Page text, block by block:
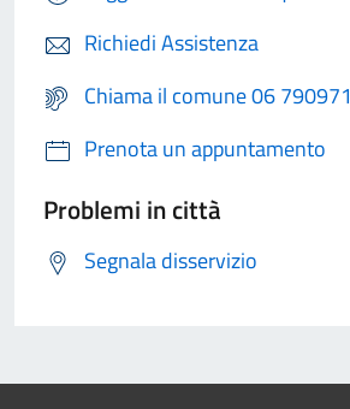
Richiedi Assistenza
Chiama il comune 06 790971
Prenota un appuntamento
Problemi in città
Segnala disservizio